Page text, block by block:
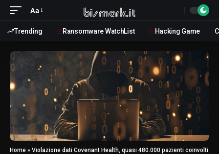
Aa
Trending Ransomware WatchList Hacking Game
Home » Violazione dati Covenant Health, quasi 480.000 pazienti coinvolti